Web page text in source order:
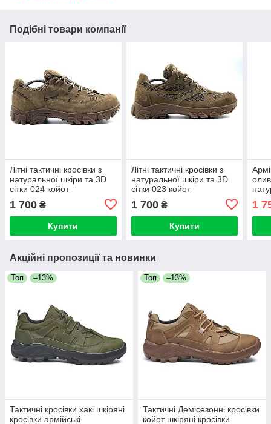
Подібні товари компанії
Літні тактичні кросівки з
натуральної шкіри та 3D
сітки 024 койот
1 700 ₴
Купити
Літні тактичні кросівки з
натуральної шкіри та 3D
сітки 023 койот
1 700₴
Купити
1
Акційні пропозиції та новинки
Топ –13%
Тактичні кросівки хакі шкіряні
кросівки армійські
Топ –13%
Тактичні Демісезонні кросівки
койот шкіряні кросівки